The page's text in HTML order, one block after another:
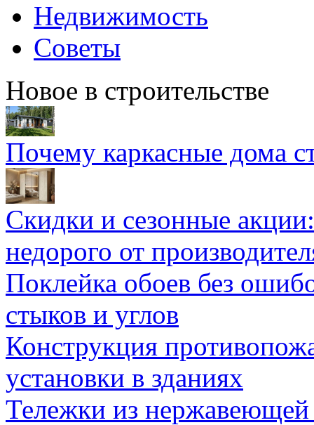
Недвижимость
Советы
Новое в строительстве
Почему каркасные дома
Скидки и сезонные
недорого от
Поклейка обоев без
стыков и углов
Конструкция
установки в зданиях
Тележки из